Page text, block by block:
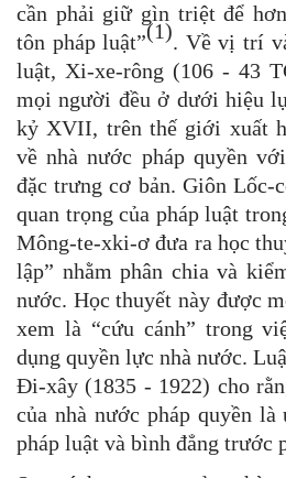
cần phải giữ gìn triệt để
tôn pháp luật”(1). Về vị trí
luật, Xi-xe-rông (106 - 43
mọi người đều ở dưới hiệu
kỷ XVII, trên thế giới xuất
về nhà nước pháp quyền
đặc trưng cơ bản. Giôn Lốc-
quan trọng của pháp luật
Mông-te-xki-ơ đưa ra học
lập” nhằm phân chia và
nước. Học thuyết này được
xem là “cứu cánh” trong
dụng quyền lực nhà nước.
Đi-xây (1835 - 1922) cho
của nhà nước pháp quyền
pháp luật và bình đẳng trước